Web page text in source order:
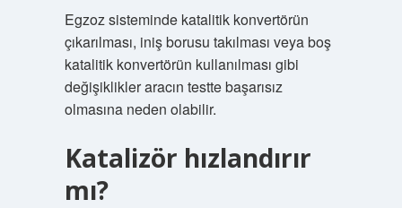
Egzoz sisteminde katalitik konvertörün
çıkarılması, iniş borusu takılması veya boş
katalitik konvertörün kullanılması gibi
değişiklikler aracın testte başarısız
olmasına neden olabilir.
Katalizör hızlandırır
mı?